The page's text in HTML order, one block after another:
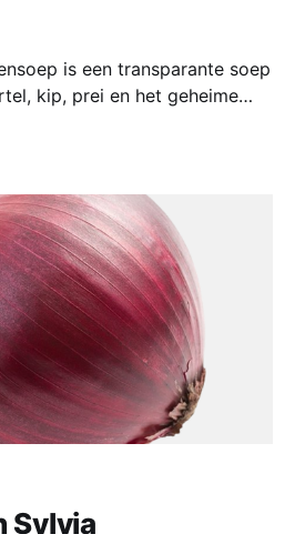
is een transparante soep
kip, prei en het geheime
Sylvia